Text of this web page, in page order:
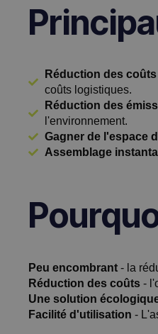
Réduction des
coûts logistiques.
Réduction des
l'environnement.
Gagner de l'espace
Assemblage
Peu encombrant - la
Réduction des coûts -
Une solution
Facilité d'utilisation -